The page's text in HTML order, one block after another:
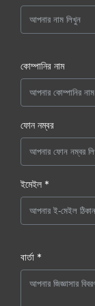
কোম্পানির নাম
ফোন নম্বর
ইমেইল *
বার্তা *